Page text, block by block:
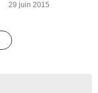
29 juin 2015